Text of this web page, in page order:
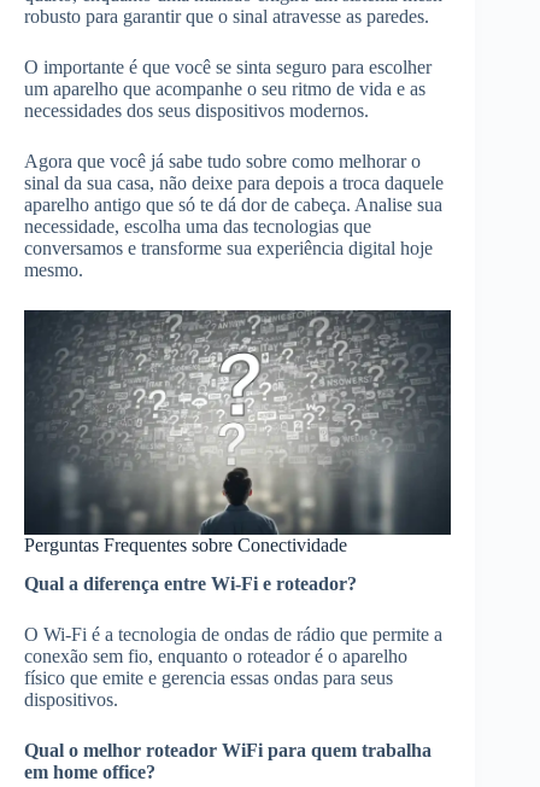
robusto para garantir que o sinal atravesse as paredes.
O importante é que você se sinta seguro para escolher
um aparelho que acompanhe o seu ritmo de vida e as
necessidades dos seus dispositivos modernos.
Agora que você já sabe tudo sobre como melhorar o
sinal da sua casa, não deixe para depois a troca daquele
aparelho antigo que só te dá dor de cabeça. Analise sua
necessidade, escolha uma das tecnologias que
conversamos e transforme sua experiência digital hoje
mesmo.
Perguntas Frequentes sobre Conectividade
Qual a diferença entre Wi-Fi e roteador?
O Wi-Fi é a tecnologia de ondas de rádio que permite a
conexão sem fio, enquanto o roteador é o aparelho
físico que emite e gerencia essas ondas para seus
dispositivos.
Qual o melhor roteador WiFi para quem trabalha
em home office?